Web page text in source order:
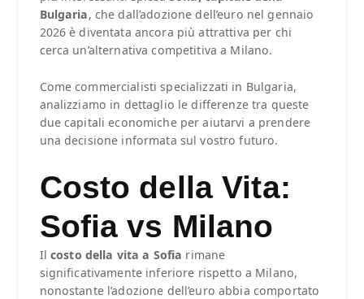
Bulgaria, che dall’adozione dell’euro nel gennaio
2026 è diventata ancora più attrattiva per chi
cerca un’alternativa competitiva a Milano.
Come commercialisti specializzati in Bulgaria,
analizziamo in dettaglio le differenze tra queste
due capitali economiche per aiutarvi a prendere
una decisione informata sul vostro futuro.
Costo della Vita:
Sofia vs Milano
Il costo della vita a Sofia rimane
significativamente inferiore rispetto a Milano,
nonostante l’adozione dell’euro abbia comportato